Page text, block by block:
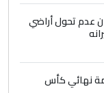
عدم تحول أراضي
نهائي كأس